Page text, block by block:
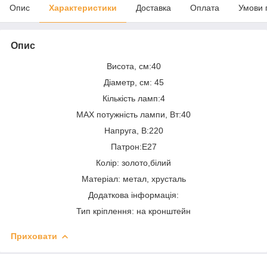
Опис Характеристики Доставка Оплата Умови
Опис
Висота, см:40
Діаметр, см: 45
Кількість ламп:4
MAX потужність лампи, Вт:40
Напруга, В:220
Патрон:Е27
Колір: золото,білий
Матеріал: метал, хрусталь
Додаткова інформація:
Тип кріплення: на кронштейн
Приховати